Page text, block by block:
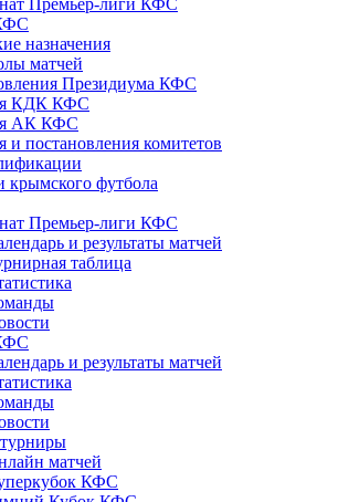
Премьер-лиги КФС
назначения
матчей
Президиума КФС
КДК КФС
АК КФС
и постановления комитетов
крымского футбола
Премьер-лиги КФС
и результаты матчей
таблица
и результаты матчей
матчей
КФС